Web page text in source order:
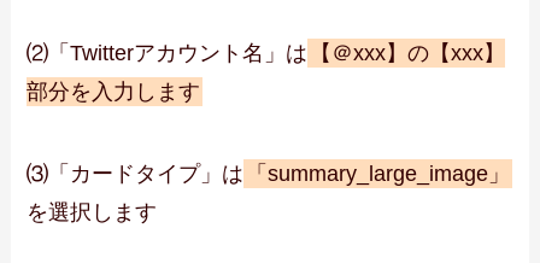
⑵「Twitterアカウント名」は
【＠xxx】の【xxx】
部分を入力します
⑶「カードタイプ」は
「summary_large_image」
を選択します